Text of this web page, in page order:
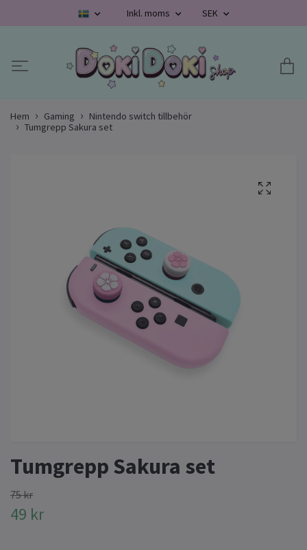
Inkl. moms SEK
Hem Gaming
Nintendo switch tillbehör
Tumgrepp Sakura set
Tumgrepp Sakura set
75 kr
49 kr